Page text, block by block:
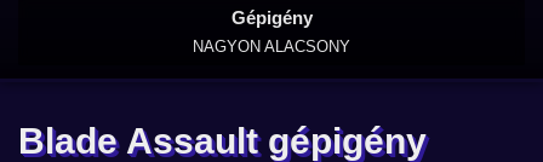
Gépigény
NAGYON ALACSONY
Blade Assault gépigény